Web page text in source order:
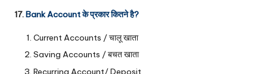
17.Bank Account के प्रकार कितने है?
Current Accounts / चालू खाता
Saving Accounts / बचत खाता
Recurring Account/ Deposit